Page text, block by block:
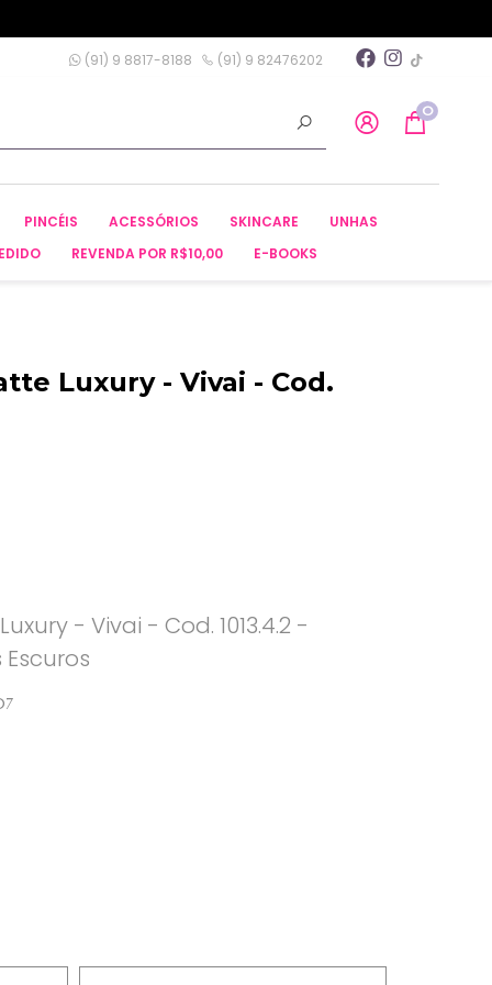
(91) 9 8817-8188 (91) 9 82476202
0
PINCÉIS ACESSÓRIOS SKINCARE
UNHAS
REVENDA POR R$10,00 E-BOOKS
Luxury - Vivai - Cod.
- Vivai - Cod. 1013.4.2 -